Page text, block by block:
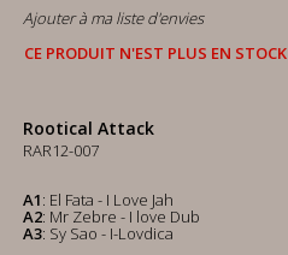
Ajouter à ma liste d'envies
CE PRODUIT N'EST PLUS EN STOCK
Rootical Attack
RAR12-007
A1: El Fata - I Love Jah
A2: Mr Zebre - I love Dub
A3: Sy Sao - I-Lovdica